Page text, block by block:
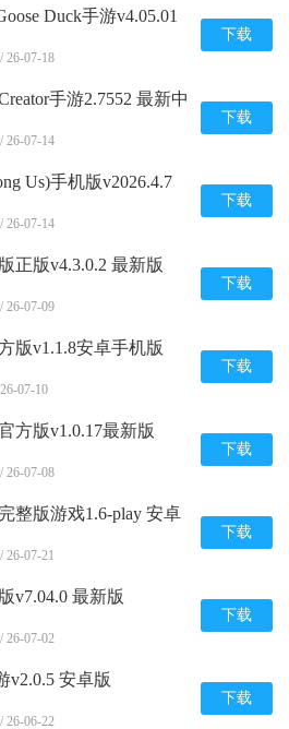
Duck手游v4.05.01
26-07-18
下载
手游2.7552 最新中
26-07-14
下载
Us)手机版v2026.4.7
26-07-14
下载
正版v4.3.0.2 最新版
26-07-09
下载
版v1.1.8安卓手机版
07-10
下载
方版v1.0.17最新版
26-07-08
下载
整版游戏1.6-play 安卓
26-07-21
下载
v7.04.0 最新版
26-07-02
下载
v2.0.5 安卓版
26-06-22
下载